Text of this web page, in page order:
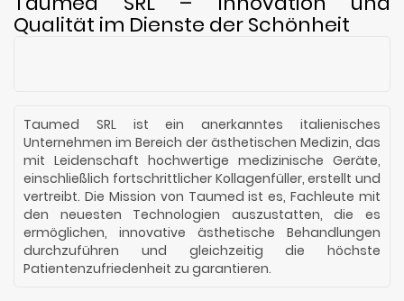
Qualität im Dienste der Schönheit
Taumed SRL ist ein anerkanntes italienisches
Unternehmen im Bereich der ästhetischen Medizin, das
mit Leidenschaft hochwertige medizinische Geräte,
einschließlich fortschrittlicher Kollagenfüller, erstellt und
vertreibt. Die Mission von Taumed ist es, Fachleute mit
den neuesten Technologien auszustatten, die es
ermöglichen, innovative ästhetische Behandlungen
durchzuführen und gleichzeitig die höchste
Patientenzufriedenheit zu garantieren.